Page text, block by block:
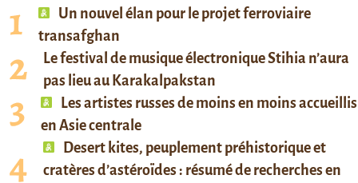
Un nouvel élan pour le projet ferroviaire
transafghan
Le festival de musique électronique Stihia n’aura
pas lieu au Karakalpakstan
Les artistes russes de moins en moins accueillis
en Asie centrale
Desert kites, peuplement préhistorique et
cratères d’astéroïdes : résumé de recherches en